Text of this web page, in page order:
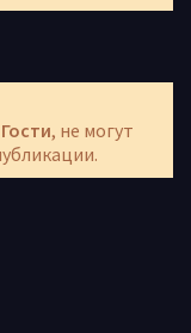
Гости, не могут